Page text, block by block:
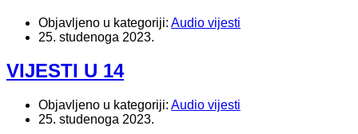
Objavljeno u kategoriji: Audio vijesti
25. studenoga 2023.
VIJESTI U 14
Objavljeno u kategoriji: Audio vijesti
25. studenoga 2023.